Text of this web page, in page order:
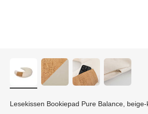
Lesekissen Bookiepad Pure Balance,